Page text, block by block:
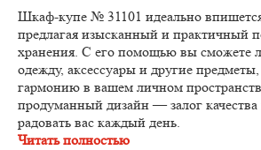
Шкаф-купе № 31101 идеально
предлагая изысканный и практичный
хранения. С его помощью вы сможете
одежду, аксессуары и другие
гармонию в вашем личном
продуманный дизайн — залог качества
радовать вас каждый день.
Читать полностью